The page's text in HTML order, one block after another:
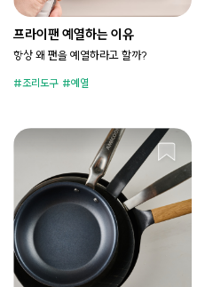
프라이팬 예열하는 이유
항상 왜 팬을 예열하라고 할까?
조리도구 예열